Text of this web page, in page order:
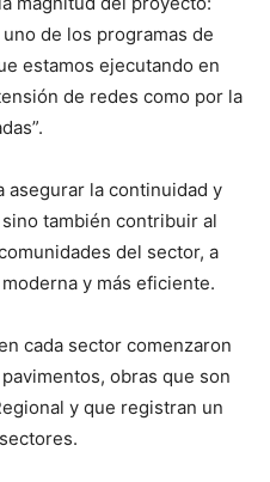
de los programas de
estamos ejecutando en
de redes como por la
asegurar la continuidad y
también contribuir al
del sector, a
y más eficiente.
cada sector comenzaron
obras que son
y que registran un